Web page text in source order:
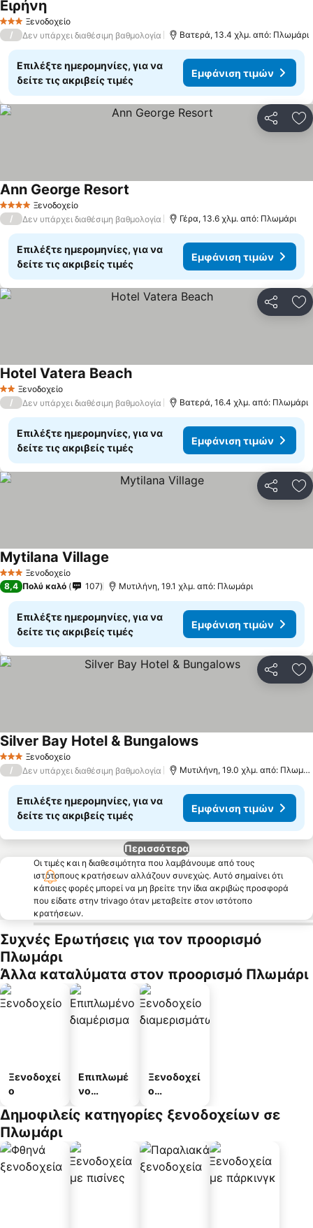
3 ΑστέριαΞενοδοχείο
ΕιρήνηΕμφάνιση τιμών
/ Δεν υπάρχει διαθέσιμη βαθμολογία Βατερά, 13.4 χλμ. από: Πλωμάρι
Επιλέξτε ημερομηνίες, για να
δείτε τις ακριβείς τιμές
Εμφάνιση τιμών
4 ΑστέριαΞενοδοχείο
Ann George Resort
/ Δεν υπάρχει διαθέσιμη βαθμολογία Γέρα, 13.6 χλμ. από: Πλωμάρι
Επιλέξτε ημερομηνίες, για να
δείτε τις ακριβείς τιμές
Εμφάνιση τιμών
2 ΑστέριαΞενοδοχείο
Hotel Vatera BeachΕμφάνιση τιμών
/ Δεν υπάρχει διαθέσιμη βαθμολογία Βατερά, 16.4 χλμ. από: Πλωμάρι
Επιλέξτε ημερομηνίες, για να
δείτε τις ακριβείς τιμές
Εμφάνιση τιμών
3 ΑστέριαΞενοδοχείο
Mytilana Village
8,4 Πολύ καλό 107 Μυτιλήνη, 19.1 χλμ. από: Πλωμάρι
Επιλέξτε ημερομηνίες, για να
δείτε τις ακριβείς τιμές
Εμφάνιση τιμών
3 ΑστέριαΞενοδοχείο
Silver Bay Hotel & BungalowsΕμφάνιση τιμών
/ Δεν υπάρχει διαθέσιμη βαθμολογία Μυτιλήνη, 19.0 χλμ. από:
Επιλέξτε ημερομηνίες, για να
δείτε τις ακριβείς τιμές
Εμφάνιση τιμών
Περισσότερα
Οι τιμές και η διαθεσιμότητα που λαμβάνουμε από τους
ιστότοπους κρατήσεων αλλάζουν συνεχώς. Αυτό σημαίνει ότι
κάποιες φορές μπορεί να μη βρείτε την ίδια ακριβώς προσφορά
που είδατε στην trivago όταν μεταβείτε στον ιστότοπο
κρατήσεων.
Συχνές Ερωτήσεις για τον προορισμό
Πλωμάρι
Άλλα καταλύματα στον προορισμό Πλωμάρι
Ξενοδοχεί
ο
Επιπλωμέ
νο
α
Ξενοδοχεί
ο
άτων
Δημοφιλείς κατηγορίες ξενοδοχείων σε
Πλωμάρι